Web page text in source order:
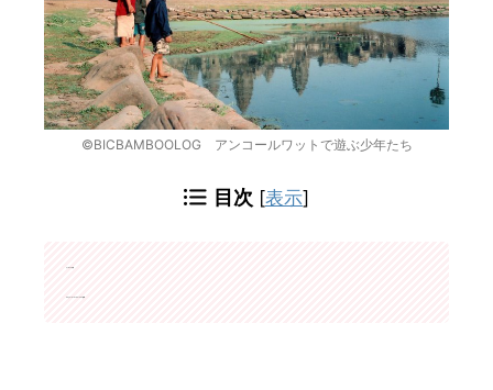
©BICBAMBOOLOG アンコールワットで遊ぶ少年たち
目次 [表示]